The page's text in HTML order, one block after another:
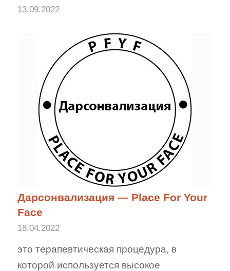
13.09.2022
Дарсонвализация — Place For Your
Face
18.04.2022
это терапевтическая процедура, в
которой используется высокое